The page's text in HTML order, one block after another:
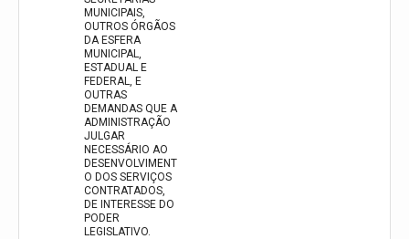
MUNICIPAIS,
OUTROS ÓRGÃOS
DA ESFERA
MUNICIPAL,
ESTADUAL E
FEDERAL, E
OUTRAS
DEMANDAS QUE A
ADMINISTRAÇÃO
JULGAR
NECESSÁRIO AO
DESENVOLVIMENT
O DOS SERVIÇOS
CONTRATADOS,
DE INTERESSE DO
PODER
LEGISLATIVO.